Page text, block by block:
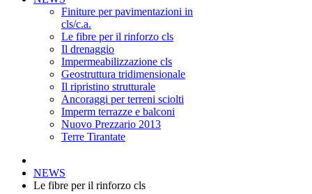
Finiture per pavimentazioni in
cls/c.a.
Le fibre per il rinforzo cls
Il drenaggio
Impermeabilizzazione cls
Geostruttura tridimensionale
Il ripristino strutturale
Ancoraggi per terreni sciolti
Imperm terrazze e balconi
Nuovo Prezzario 2013
Terre Tirantate
NEWS
Le fibre per il rinforzo cls